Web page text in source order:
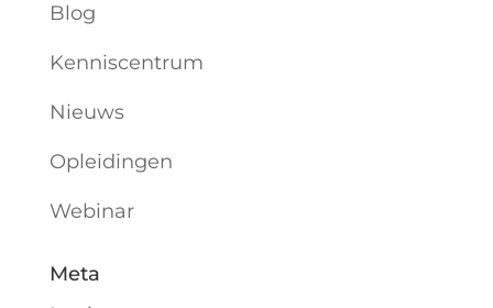
Blog
Kenniscentrum
Nieuws
Opleidingen
Webinar
Meta